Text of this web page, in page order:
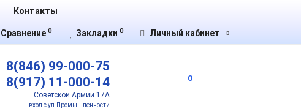
Контакты
Сравнение 0 Закладки 0 Личный кабинет
8(846) 99-000-75
8(917) 11-000-14
Советской Армии 17А
вход с ул.Промышленности
0